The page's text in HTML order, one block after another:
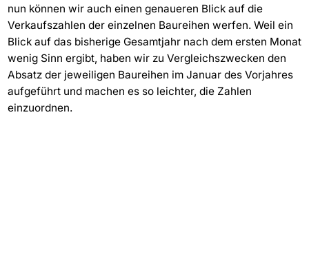
nun können wir auch einen genaueren Blick auf die
Verkaufszahlen der einzelnen Baureihen werfen. Weil ein
Blick auf das bisherige Gesamtjahr nach dem ersten Monat
wenig Sinn ergibt, haben wir zu Vergleichszwecken den
Absatz der jeweiligen Baureihen im Januar des Vorjahres
aufgeführt und machen es so leichter, die Zahlen
einzuordnen.